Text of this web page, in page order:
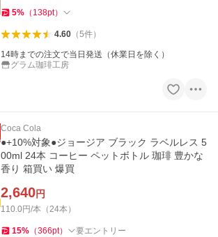
5% （ 138pt）
4.60（5件）
14時までの注文で当日発送（休業日を除く）
グラム珈琲工房
Coca Cola
●+10%対象●ジョージア ブラック ラベルレス 5
00ml 24本 コーヒー ペットボトル 珈琲 豊かな
香り 箱買い 爆買
2,640円
110.0円/本（24本）
15% （366pt） 要エントリー